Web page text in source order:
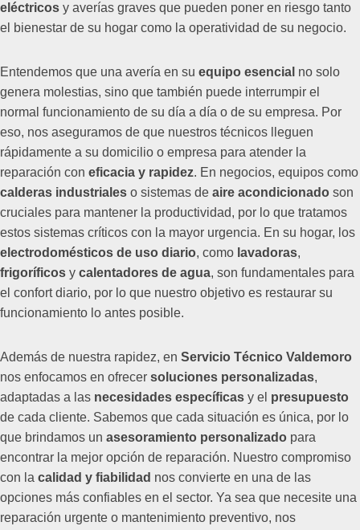
eléctricos y averías graves que pueden poner en riesgo tanto
el bienestar de su hogar como la operatividad de su negocio.
Entendemos que una avería en su equipo esencial no solo
genera molestias, sino que también puede interrumpir el
normal funcionamiento de su día a día o de su empresa. Por
eso, nos aseguramos de que nuestros técnicos lleguen
rápidamente a su domicilio o empresa para atender la
reparación con eficacia y rapidez. En negocios, equipos como
calderas industriales o sistemas de aire acondicionado son
cruciales para mantener la productividad, por lo que tratamos
estos sistemas críticos con la mayor urgencia. En su hogar, los
electrodomésticos de uso diario, como lavadoras,
frigoríficos y calentadores de agua, son fundamentales para
el confort diario, por lo que nuestro objetivo es restaurar su
funcionamiento lo antes posible.
Además de nuestra rapidez, en Servicio Técnico Valdemoro
nos enfocamos en ofrecer soluciones personalizadas,
adaptadas a las necesidades específicas y el presupuesto
de cada cliente. Sabemos que cada situación es única, por lo
que brindamos un asesoramiento personalizado para
encontrar la mejor opción de reparación. Nuestro compromiso
con la calidad y fiabilidad nos convierte en una de las
opciones más confiables en el sector. Ya sea que necesite una
reparación urgente o mantenimiento preventivo, nos